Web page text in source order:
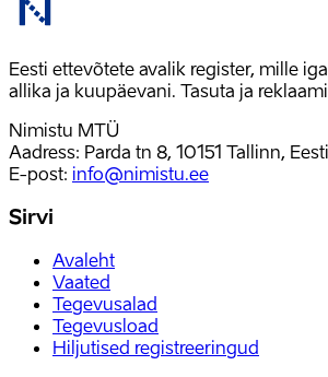
Eesti ettevõtete avalik register, mille
allika ja kuupäevani. Tasuta ja
Nimistu MTÜ
Aadress: Parda tn 8, 10151 Tallinn, Eesti
E-post: info@nimistu.ee
Sirvi
Avaleht
Vaated
Tegevusalad
Tegevusload
Hiljutised registreeringud